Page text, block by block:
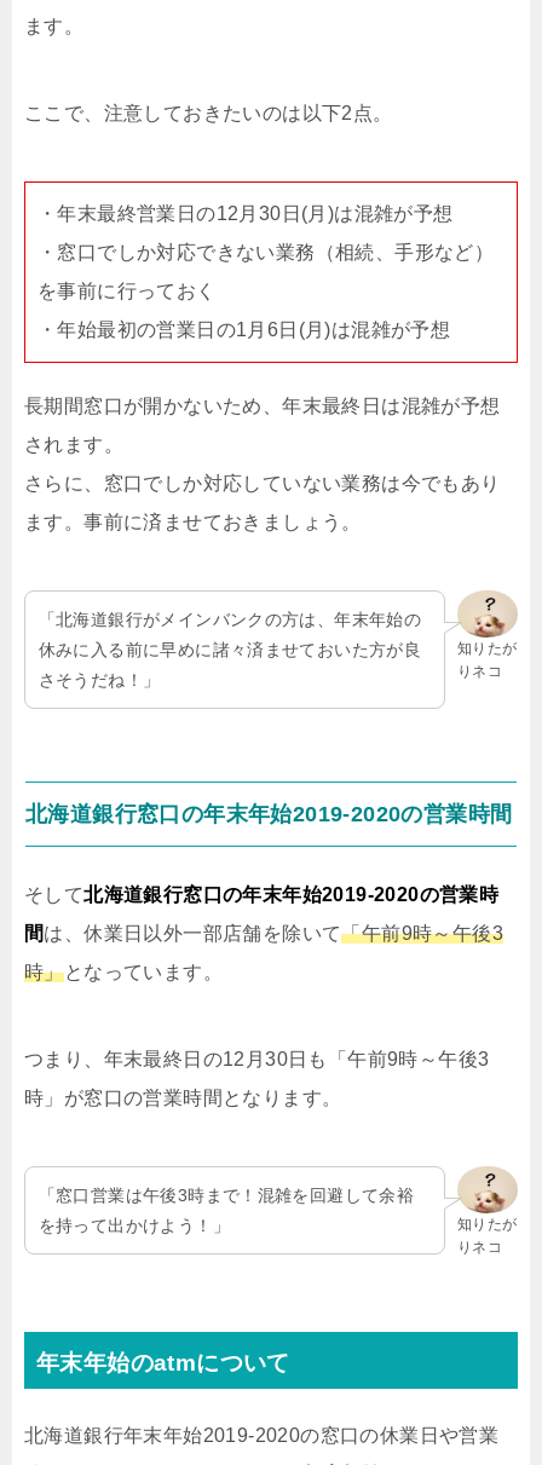
ます。
ここで、注意しておきたいのは以下2点。
・年末最終営業日の12月30日(月)は混雑が予想
・窓口でしか対応できない業務（相続、手形など）
を事前に行っておく
・年始最初の営業日の1月6日(月)は混雑が予想
長期間窓口が開かないため、年末最終日は混雑が予想
されます。
さらに、窓口でしか対応していない業務は今でもあり
ます。事前に済ませておきましょう。
知りたが
りネコ
「北海道銀行がメインバンクの方は、年末年始の
休みに入る前に早めに諸々済ませておいた方が良
さそうだね！」
北海道銀行窓口の年末年始2019-2020の営業時間
そして北海道銀行窓口の年末年始2019-2020の営業時
間は、休業日以外一部店舗を除いて「午前9時～午後3
時」となっています。
つまり、年末最終日の12月30日も「午前9時～午後3
時」が窓口の営業時間となります。
知りたが
りネコ
「窓口営業は午後3時まで！混雑を回避して余裕
を持って出かけよう！」
年末年始のatmについて
北海道銀行年末年始2019-2020の窓口の休業日や営業